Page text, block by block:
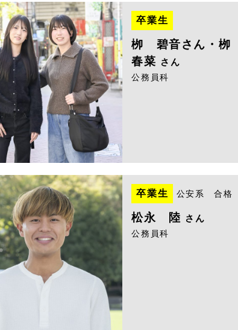
卒業生
栁 碧音さん・栁
春菜 さん
公務員科
卒業生 公安系 合格
松永 陸 さん
公務員科